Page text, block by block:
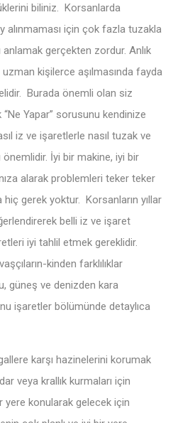
biliniz. Korsanlarda
alınmaması için çok fazla tuzakla
gerçekten zordur. Anlık
uzman kişilerce aşılmasında fayda
Burada önemli olan siz
Yapar” sorusunu kendinize
iz ve işaretlerle nasıl tuzak ve
İyi bir makine, iyi bir
alarak problemleri teker teker
hiç gerek yoktur. Korsanların yıllar
belli iz ve işaret
iyi tahlil etmek gereklidir.
kinden farklılıklar
güneş ve denizden kara
işaretler bölümünde detaylıca
karşı hazinelerini korumak
veya krallık kurmaları için
konularak gelecek için